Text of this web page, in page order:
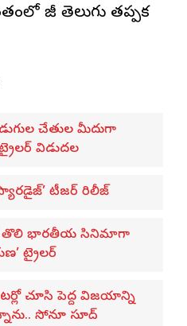
జీ తెలుగు తప్పక
చేతుల మీదుగా
ట్రైలర్ విడుదల
టీజర్ రిలీజ్
తొలి భారతీయ సినిమాగా
ట్రైలర్
చూసి పెద్ద విజయాన్ని
సోనూ సూద్